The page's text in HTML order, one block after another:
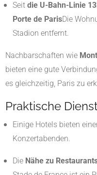
Seit die U-Bahn-Linie 13
Porte de ParisDie
Stadion entfernt.
Nachbarschaften wie
bieten eine gute
es gleichzeitig, Paris zu
Praktische
Einige Hotels bieten
Konzertabenden.
Die Nähe zu